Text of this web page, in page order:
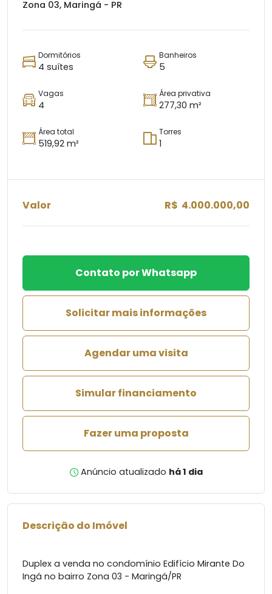
Zona 03, Maringá - PR
Dormitórios
4 suítes
Banheiros
5
Vagas
4
Área privativa
277,30 m²
Área total
519,92 m²
Torres
1
Valor R$ 4.000.000,00
Contato por Whatsapp
Solicitar mais informações
Agendar uma visita
Simular financiamento
Fazer uma proposta
Anúncio atualizado há 1 dia
Descrição do Imóvel
Duplex a venda no condomínio Edifício Mirante Do
Ingá no bairro Zona 03 - Maringá/PR